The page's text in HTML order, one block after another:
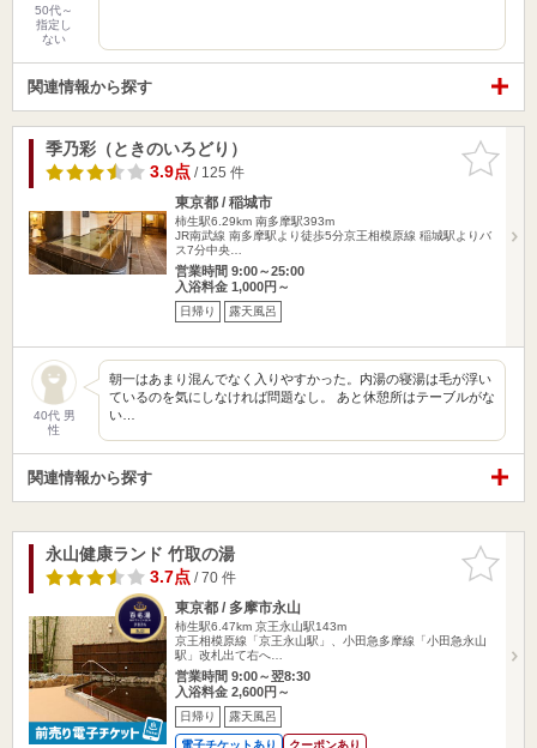
50代～
指定し
ない
関連情報から探す
お気に入
りに追加
季乃彩（ときのいろどり）
3.9点/ 125 件
東京都 / 稲城市
柿生駅6.29km 南多摩駅393m
JR南武線 南多摩駅より徒歩5分京王相模原線 稲城駅よりバ
ス7分中央…
営業時間 9:00～25:00
入浴料金 1,000円～
日帰り 露天風呂
40代 男
性
朝一はあまり混んでなく入りやすかった。内湯の寝湯は毛が浮い
ているのを気にしなければ問題なし。 あと休憩所はテーブルがな
い…
関連情報から探す
お気に入
りに追加
永山健康ランド 竹取の湯
3.7点/ 70 件
東京都 / 多摩市永山
柿生駅6.47km 京王永山駅143m
京王相模原線「京王永山駅」、小田急多摩線「小田急永山
駅」改札出て右へ…
営業時間 9:00～翌8:30
入浴料金 2,600円～
日帰り 露天風呂
電子チケットあり クーポンあり